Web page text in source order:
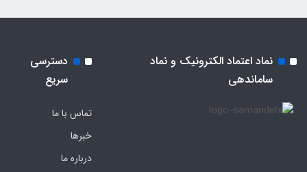
نماد اعتماد الکترونیک و نماد
ساماندهی
دسترسی
سریع
تماس با ما
خبرها
درباره ما